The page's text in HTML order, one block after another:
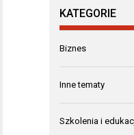
KATEGORIE
Biznes
Inne tematy
Szkolenia i